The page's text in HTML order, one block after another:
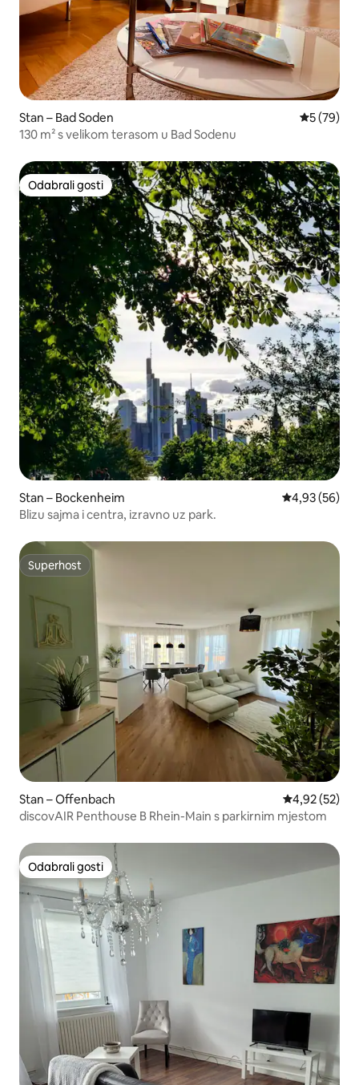
Stan – Bad Soden Prosječna
5 (79)
130 m² s velikom terasom u Bad Sodenu
Odabrali gosti
Odabrali gosti
Stan – Bockenheim Prosječna
4,93 (56)
Blizu sajma i centra, izravno uz park.
Superhost
Superhost
Stan – Offenbach Prosječna
4,92 (52)
discovAIR Penthouse B Rhein-Main s parkirnim mjestom
Odabrali gosti
Odabrali gosti